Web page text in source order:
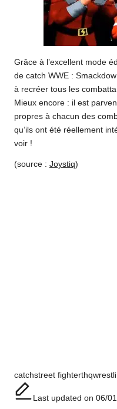
Grâce à l’excellent mode
de catch WWE :
à recréer tous les
Mieux encore : il est
propres à chacun des
qu’ils ont été réellement
voir !
(source : Joystiq)
Tags:
catchstreet fighterthq
Last updated on 06/